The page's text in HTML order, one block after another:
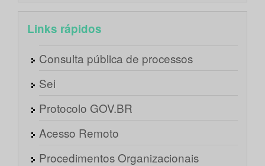
Links rápidos
Consulta pública de processos
Sei
Protocolo GOV.BR
Acesso Remoto
Procedimentos Organizacionais